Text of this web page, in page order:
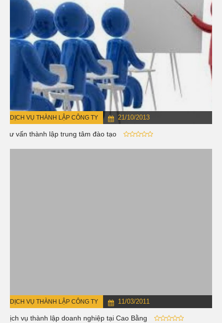
DỊCH VỤ THÀNH LẬP CÔNG TY 21/10/2013
Tư vấn thành lập trung tâm đào tạo
DỊCH VỤ THÀNH LẬP CÔNG TY 11/03/2011
Dịch vụ thành lập doanh nghiệp tại Cao Bằng